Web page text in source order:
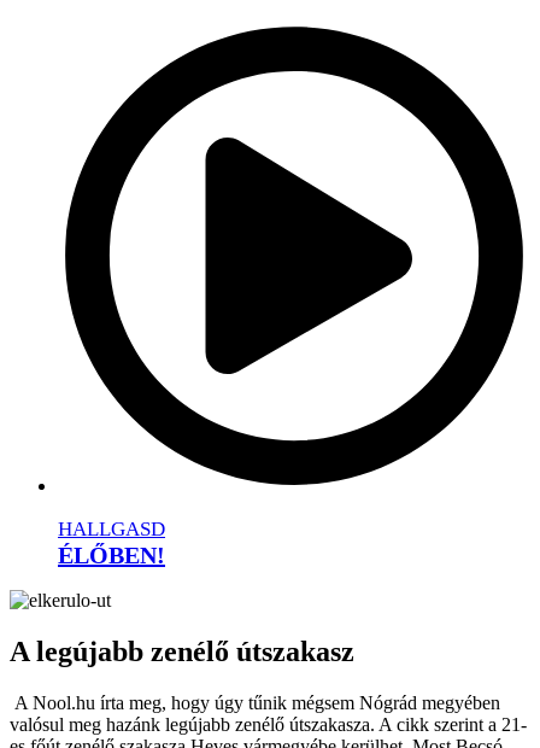
HALLGASD
ÉLŐBEN!
A legújabb zenélő útszakasz
A Nool.hu írta meg, hogy úgy tűnik mégsem Nógrád megyében
valósul meg hazánk legújabb zenélő útszakasza. A cikk szerint a 21-